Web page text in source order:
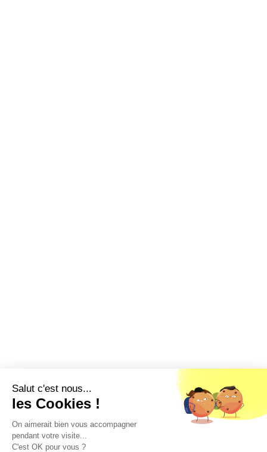
Salut c'est nous...
les Cookies !
On aimerait bien vous accompagner
pendant votre visite...
C'est OK pour vous ?